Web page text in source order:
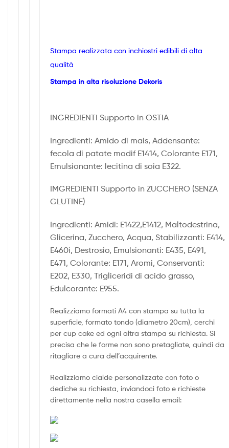
Stampa realizzata con inchiostri edibili di alta
qualità
Stampa in alta risoluzione Dekoris
INGREDIENTI Supporto in OSTIA
Ingredienti: Amido di mais, Addensante:
fecola di patate modif E1414, Colorante E171,
Emulsionante: lecitina di soia E322.
IMGREDIENTI Supporto in ZUCCHERO (SENZA
GLUTINE)
Ingredienti: Amidi: E1422,E1412, Maltodestrina,
Glicerina, Zucchero, Acqua, Stabilizzanti: E414,
E460i, Destrosio, Emulsionanti: E435, E491,
E471, Colorante: E171, Aromi, Conservanti:
E202, E330, Trigliceridi di acido grasso,
Edulcorante: E955.
Realizziamo formati A4 con stampa su tutta la
superficie, formato tondo (diametro 20cm), cerchi
per cup cake ed ogni altra stampa su richiesta. Si
precisa che le forme non sono pretagliate, quindi da
ritagliare a cura dell’acquirente.
Realizziamo cialde personalizzate con foto o
dediche su richiesta, inviandoci foto e richieste
direttamente nella nostra casella email: